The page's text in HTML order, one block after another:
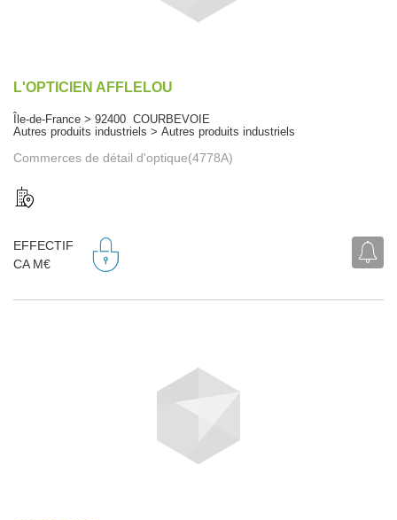
L'OPTICIEN AFFLELOU
Île-de-France > 92400 COURBEVOIE
Autres produits industriels > Autres produits industriels
Commerces de détail d'optique(4778A)
EFFECTIF
CA M€